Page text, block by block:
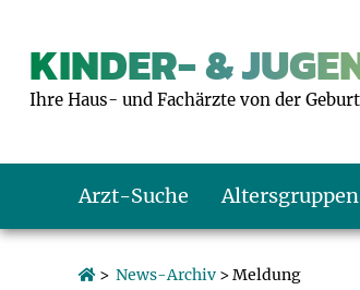
KINDER- &
Ihre Haus- und Fachärzte von der
Arzt-Suche Altersgruppen
> News-Archiv > Meldung